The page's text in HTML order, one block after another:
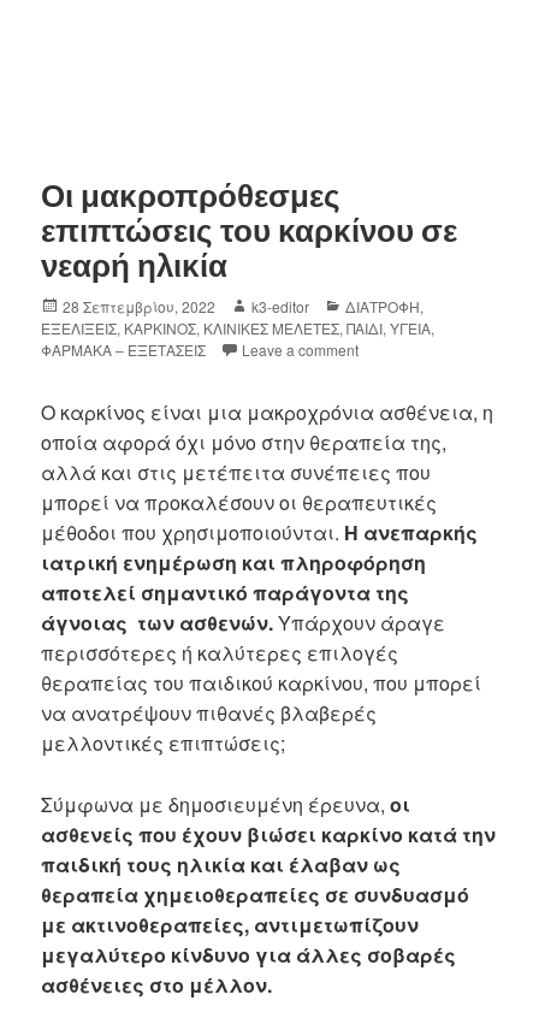
Οι μακροπρόθεσμες
επιπτώσεις του καρκίνου σε
νεαρή ηλικία
28 Σεπτεμβρίου, 2022 k3-editor ΔΙΑΤΡΟΦΗ,
ΕΞΕΛΙΞΕΙΣ, ΚΑΡΚΙΝΟΣ, ΚΛΙΝΙΚΕΣ ΜΕΛΕΤΕΣ,ΠΑΙΔΙ,ΥΓΕΙΑ,
ΦΑΡΜΑΚΑ – ΕΞΕΤΑΣΕΙΣ
Leave a comment
Ο καρκίνος είναι μια μακροχρόνια ασθένεια, η
οποία αφορά όχι μόνο στην θεραπεία της,
αλλά και στις μετέπειτα συνέπειες που
μπορεί να προκαλέσουν οι θεραπευτικές
μέθοδοι που χρησιμοποιούνται. Η ανεπαρκής
ιατρική ενημέρωση και πληροφόρηση
αποτελεί σημαντικό παράγοντα της
άγνοιας των ασθενών.Υπάρχουν άραγε
περισσότερες ή καλύτερες επιλογές
θεραπείας του παιδικού καρκίνου, που μπορεί
να ανατρέψουν πιθανές βλαβερές
μελλοντικές επιπτώσεις;
Σύμφωνα με δημοσιευμένη έρευνα,οι
ασθενείς που έχουν βιώσει καρκίνο κατά την
παιδική τους ηλικία και έλαβαν ως
θεραπεία χημειοθεραπείες σε συνδυασμό
με ακτινοθεραπείες, αντιμετωπίζουν
μεγαλύτερο κίνδυνο για άλλες σοβαρές
ασθένειες στο μέλλον.